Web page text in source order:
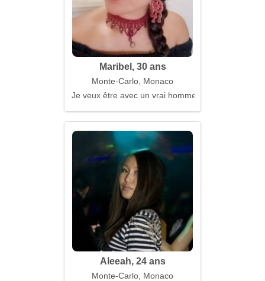
Maribel, 30 ans
Monte-Carlo, Monaco
Je veux être avec un vrai homme
Aleeah, 24 ans
Monte-Carlo, Monaco